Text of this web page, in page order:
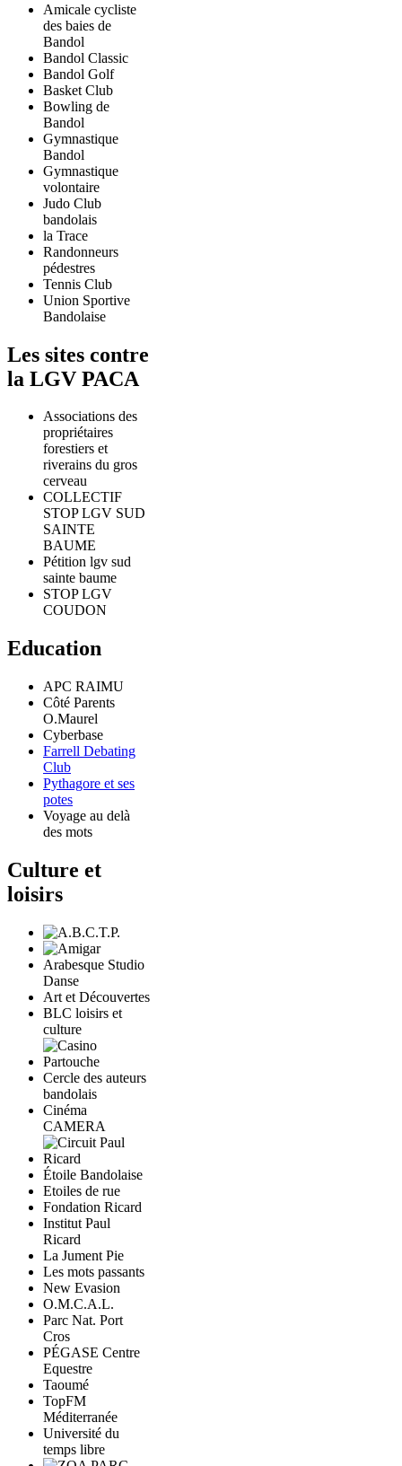
Amicale cycliste
des baies de
Bandol
Bandol Classic
Bandol Golf
Basket Club
Bowling de
Bandol
Gymnastique
Bandol
Gymnastique
volontaire
Judo Club
bandolais
la Trace
Randonneurs
pédestres
Tennis Club
Union Sportive
Bandolaise
Les sites contre
la LGV PACA
Associations des
propriétaires
forestiers et
riverains du gros
cerveau
COLLECTIF
STOP LGV SUD
SAINTE
BAUME
Pétition lgv sud
sainte baume
STOP LGV
COUDON
Education
APC RAIMU
Côté Parents
O.Maurel
Cyberbase
Farrell Debating
Club
Pythagore et ses
potes
Voyage au delà
des mots
Culture et
loisirs
Arabesque Studio
Danse
Art et Découvertes
BLC loisirs et
culture
Cercle des auteurs
bandolais
Cinéma
CAMERA
Étoile Bandolaise
Etoiles de rue
Fondation Ricard
Institut Paul
Ricard
La Jument Pie
Les mots passants
New Evasion
O.M.C.A.L.
Parc Nat. Port
Cros
PÉGASE Centre
Equestre
Taoumé
TopFM
Méditerranée
Université du
temps libre